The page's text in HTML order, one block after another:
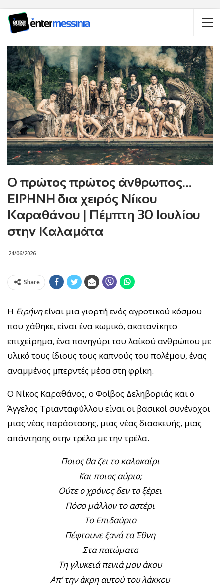
Ο πρώτος πρώτος άνθρωπος…
ΕΙΡΗΝΗ δια χειρός Νίκου
Καραθάνου | Πέμπτη 30 Ιουλίου
στην Καλαμάτα
24/06/2026
Share
H Ειρήνηείναι μια γιορτή ενός αγροτικού κόσμου
που χάθηκε, είναι ένα κωμικό, ακατανίκητο
επιχείρημα, ένα πανηγύρι του λαϊκού ανθρώπου με
υλικό τους ίδιους τους καπνούς του πολέμου, ένας
αναμμένος μπερντές μέσα στη φρίκη.
Ο Νίκος Καραθάνος, ο Φοίβος Δεληβοριάς και ο
Άγγελος Τριανταφύλλου είναι οι βασικοί συνένοχοι
μιας νέας παράστασης, μιας νέας διασκευής, μιας
απάντησης στην τρέλα με την τρέλα.
Ποιος θα ζει το καλοκαίρι
Και ποιος αύριο;
Ούτε ο χρόνος δεν το ξέρει
Πόσο μάλλον το αστέρι
Το Επιδαύριο
Πέφτουνε ξανά τα Έθνη
Στα πατώματα
Τη γλυκειά πενιά μου άκου
Απ’ την άκρη αυτού του λάκκου